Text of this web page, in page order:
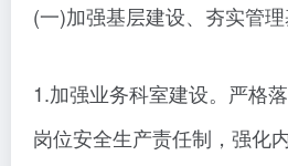
(一)加强基层建设、夯实管
1.加强业务科室建设。严格
岗位安全生产责任制，强化